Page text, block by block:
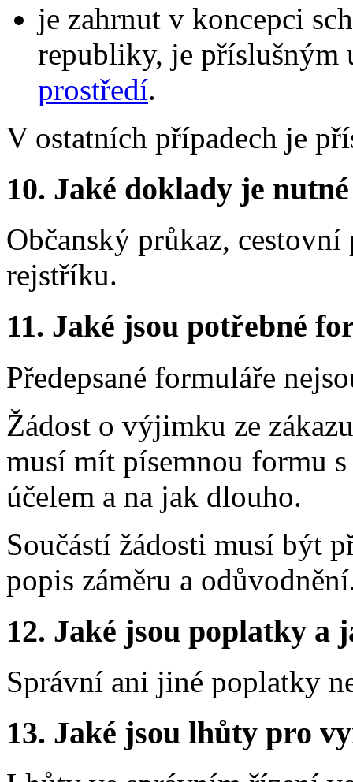
je zahrnut v koncepci
republiky, je příslušným
prostředí.
V ostatních případech je
10. Jaké doklady je
Občanský průkaz,
rejstříku.
11. Jaké jsou potřebné
Předepsané formuláře
Žádost o výjimku ze
musí mít písemnou formu
účelem a na jak dlouho.
Součástí žádosti musí být
popis záměru a
12. Jaké jsou poplatky a
Správní ani jiné poplatky
13. Jaké jsou lhůty pro